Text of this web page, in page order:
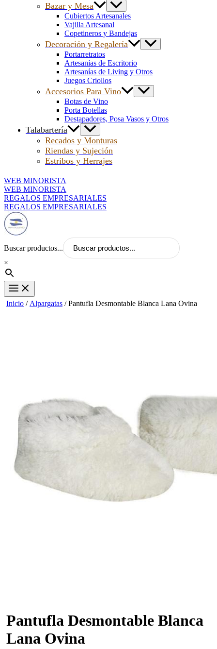
Bazar y Mesa
Cubiertos Artesanales
Vajilla Artesanal
Copetineros y Bandejas
Decoración y Regalería
Portarretratos
Artesanías de Escritorio
Artesanías de Living y Otros
Juegos Criollos
Accesorios Para Vino
Botas de Vino
Porta Botellas
Destapadores, Posa Vasos y Otros
Talabartería
Recados y Monturas
Riendas y Sujeción
Estribos y Herrajes
WEB MINORISTA
WEB MINORISTA
REGALOS EMPRESARIALES
REGALOS EMPRESARIALES
Buscar productos...
×
Inicio / Alpargatas / Pantufla Desmontable Blanca Lana Ovina
Pantufla Desmontable Blanca
Lana Ovina